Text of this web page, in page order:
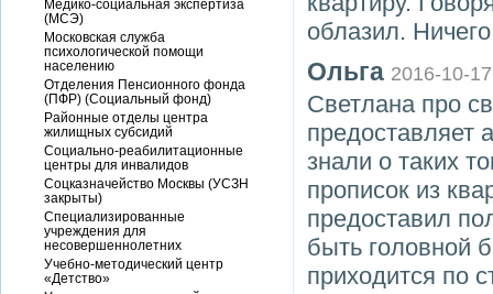
облазил.
Ольга 2016-10-17
Светлана про
предоставляет
знали о таких
прописок из
предоставил
быть головной
приходится по
Медико-социальная экспертиза
(МСЭ)
Московская служба
психологической помощи
населению
Отделения Пенсионного фонда
(ПФР) (Социальный фонд)
Районные отделы центра
жилищных субсидий
Социально-реабилитационные
центры для инвалидов
Соцказначейство Москвы (УСЗН
закрыты)
Специализированные
учреждения для
несовершеннолетних
Учебно-методический центр
«Детство»